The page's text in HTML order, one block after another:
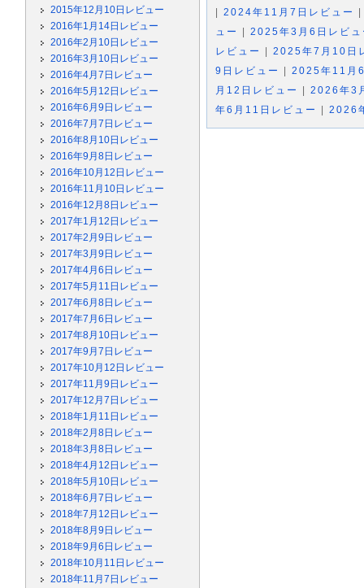
2015年12月10日レビュー
2016年1月14日レビュー
2016年2月10日レビュー
2016年3月10日レビュー
2016年4月7日レビュー
2016年5月12日レビュー
2016年6月9日レビュー
2016年7月7日レビュー
2016年8月10日レビュー
2016年9月8日レビュー
2016年10月12日レビュー
2016年11月10日レビュー
2016年12月8日レビュー
2017年1月12日レビュー
2017年2月9日レビュー
2017年3月9日レビュー
2017年4月6日レビュー
2017年5月11日レビュー
2017年6月8日レビュー
2017年7月6日レビュー
2017年8月10日レビュー
2017年9月7日レビュー
2017年10月12日レビュー
2017年11月9日レビュー
2017年12月7日レビュー
2018年1月11日レビュー
2018年2月8日レビュー
2018年3月8日レビュー
2018年4月12日レビュー
2018年5月10日レビュー
2018年6月7日レビュー
2018年7月12日レビュー
2018年8月9日レビュー
2018年9月6日レビュー
2018年10月11日レビュー
2018年11月7日レビュー
2024年11月7日レビュー
ュー
2025年3月6日レビュ
レビュー
2025年7月10日
9日レビュー
2025年11月
月12日レビュー
2026年3
年6月11日レビュー
2026